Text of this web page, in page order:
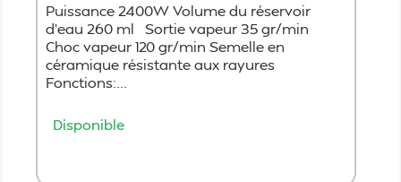
Puissance 2400W Volume du réservoir
d'eau 260 ml Sortie vapeur 35 gr/min
Choc vapeur 120 gr/min Semelle en
céramique résistante aux rayures
Fonctions:...
Disponible